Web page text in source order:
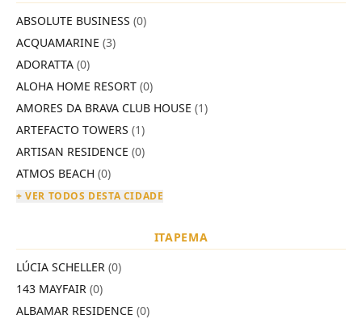
ABSOLUTE BUSINESS (0)
ACQUAMARINE (3)
ADORATTA (0)
ALOHA HOME RESORT (0)
AMORES DA BRAVA CLUB HOUSE (1)
ARTEFACTO TOWERS (1)
ARTISAN RESIDENCE (0)
ATMOS BEACH (0)
+ VER TODOS DESTA CIDADE
ITAPEMA
LÚCIA SCHELLER (0)
143 MAYFAIR (0)
ALBAMAR RESIDENCE (0)